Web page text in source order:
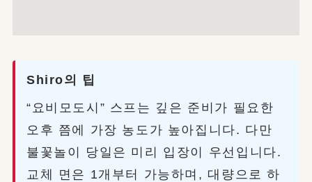
Shiro의 팁
“요비모도시” 스프는 깊은 준비가 필요한
오후 쯤에 가장 농도가 높아집니다. 다만
불꽃놀이 당일은 미리 입장이 우선입니다.
교체 면은 1개부터 가능하며, 대량으로 하